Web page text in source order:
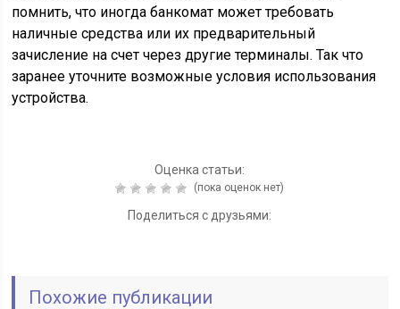
помнить, что иногда банкомат может требовать
наличные средства или их предварительный
зачисление на счет через другие терминалы. Так что
заранее уточните возможные условия использования
устройства.
Оценка статьи:
(пока оценок нет)
Поделиться с друзьями:
Похожие публикации